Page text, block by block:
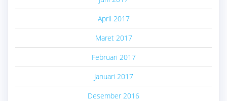
April 2017
Maret 2017
Februari 2017
Januari 2017
Desember 2016